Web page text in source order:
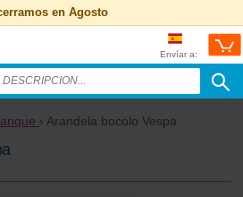
en Agosto
Envíar a:
› Arandela bocolo Vespa